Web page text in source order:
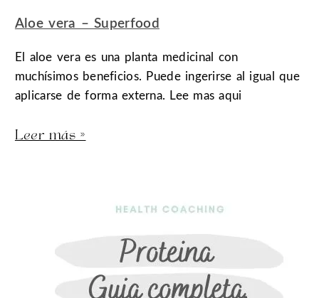
Aloe vera – Superfood
El aloe vera es una planta medicinal con
muchísimos beneficios. Puede ingerirse al igual que
aplicarse de forma externa. Lee mas aqui
Leer más »